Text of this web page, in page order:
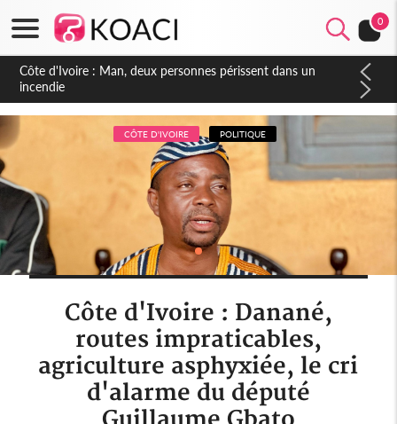
0
Côte d'Ivoire : Séileu, la célébration de la fête nationale
transformée en vaste campagne contre les produits
dépigmentants dangereux
CÔTE D'IVOIRE POLITIQUE
Côte d'Ivoire : Danané,
routes impraticables,
agriculture asphyxiée, le cri
d'alarme du député